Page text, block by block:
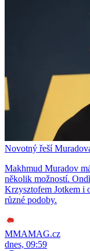
Novotný řeší
Makhmud Muradov
několik možností.
Krzysztofem Jotkem i
různé podoby.
MMAMAG.cz
dnes, 09:59